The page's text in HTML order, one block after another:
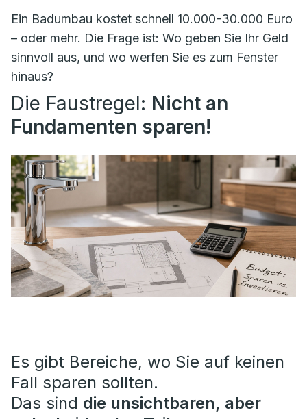
Ein Badumbau kostet schnell 10.000-30.000 Euro
– oder mehr. Die Frage ist: Wo geben Sie Ihr Geld
sinnvoll aus, und wo werfen Sie es zum Fenster
hinaus?
Die Faustregel: Nicht an
Fundamenten sparen!
Es gibt Bereiche, wo Sie auf keinen
Fall sparen sollten.
Das sind die unsichtbaren, aber